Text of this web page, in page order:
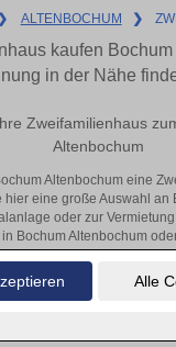
Alle
❯ ALTENBOCHUM ❯
kaufen
in der Nähe
Zweifamilienhaus
Altenbochum
Altenbochum eine
hier eine große Auswahl an
oder zur
in Bochum Altenbochum
keine passenden